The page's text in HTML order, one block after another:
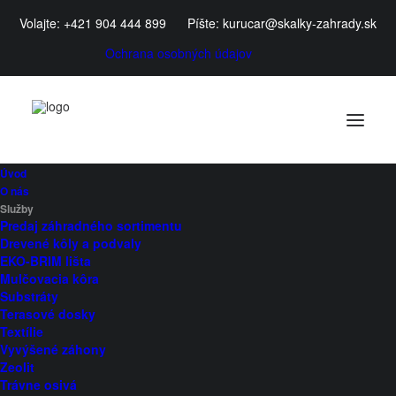
Volajte: +421 904 444 899 Píšte: kurucar@skalky-zahrady.sk
Ochrana osobných údajov
Úvod
O nás
Služby
Predaj záhradného sortimentu
Drevené kôly a podvaly
EKO-BRIM lišta
Mulčovacia kôra
Substráty
Terasové dosky
Textílie
Vyvýšené záhony
Zeolit
Trávne osivá